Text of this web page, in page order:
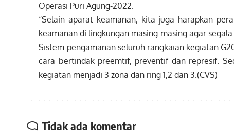
Operasi Puri Agung-2022.
“Selain aparat keamanan, kita juga harapkan
keamanan di lingkungan masing-masing agar
Sistem pengamanan seluruh rangkaian kegiatan
cara bertindak preemtif, preventif dan represif.
kegiatan menjadi 3 zona dan ring 1,2 dan 3.(CVS)
Tidak ada komentar